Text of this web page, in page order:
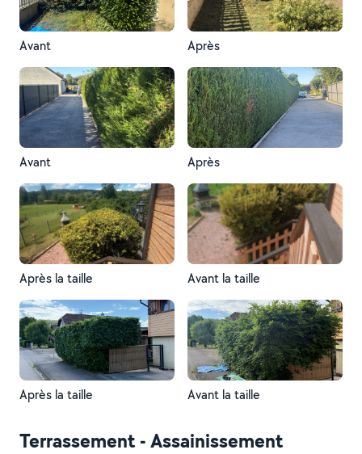
Avant Après
Avant Après
Après la taille Avant la taille
Après la taille Avant la taille
Terrassement - Assainissement